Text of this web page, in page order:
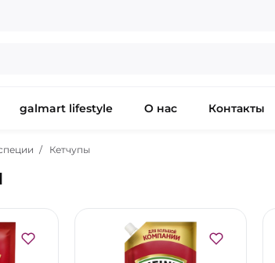
galmart lifestyle О нас Контакты
Кетчупы